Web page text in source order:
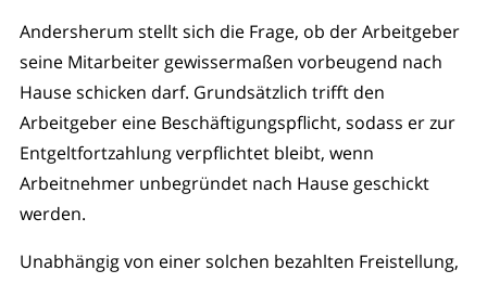
Andersherum stellt sich die Frage, ob der Arbeitgeber
seine Mitarbeiter gewissermaßen vorbeugend nach
Hause schicken darf. Grundsätzlich trifft den
Arbeitgeber eine Beschäftigungspflicht, sodass er zur
Entgeltfortzahlung verpflichtet bleibt, wenn
Arbeitnehmer unbegründet nach Hause geschickt
werden.
Unabhängig von einer solchen bezahlten Freistellung,